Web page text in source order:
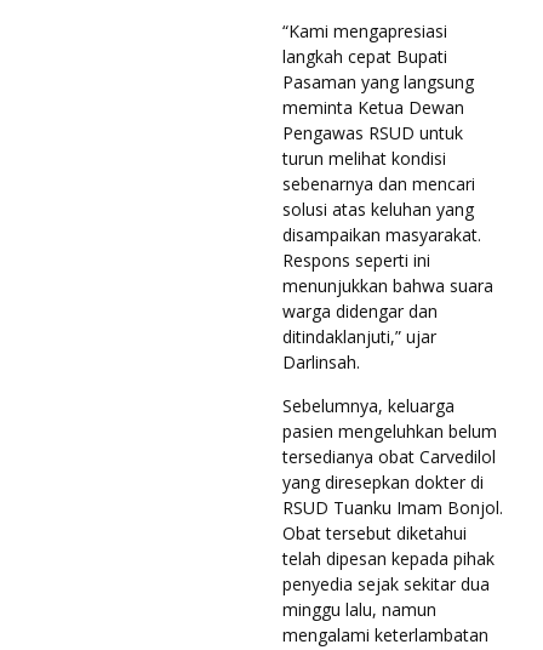
“Kami mengapresiasi
langkah cepat Bupati
Pasaman yang langsung
meminta Ketua Dewan
Pengawas RSUD untuk
turun melihat kondisi
sebenarnya dan mencari
solusi atas keluhan yang
disampaikan masyarakat.
Respons seperti ini
menunjukkan bahwa suara
warga didengar dan
ditindaklanjuti,” ujar
Darlinsah.
Sebelumnya, keluarga
pasien mengeluhkan belum
tersedianya obat Carvedilol
yang diresepkan dokter di
RSUD Tuanku Imam Bonjol.
Obat tersebut diketahui
telah dipesan kepada pihak
penyedia sejak sekitar dua
minggu lalu, namun
mengalami keterlambatan